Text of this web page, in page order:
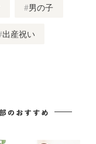
男の子
出産祝い